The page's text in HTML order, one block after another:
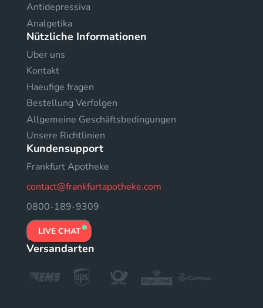
Antidepressiva
Analgetika
Nützliche Informationen
Uber uns
Kontakt
Haeufige fragen
Bestellung Verfolgen
Allgemeine Geschäftsbedingungen
Unsere Richtlinien
Kundensupport
Frankfurt Apotheke
contact@frankfurtapotheke.com
0800-189-9309
LIVE CHAT
Versandarten